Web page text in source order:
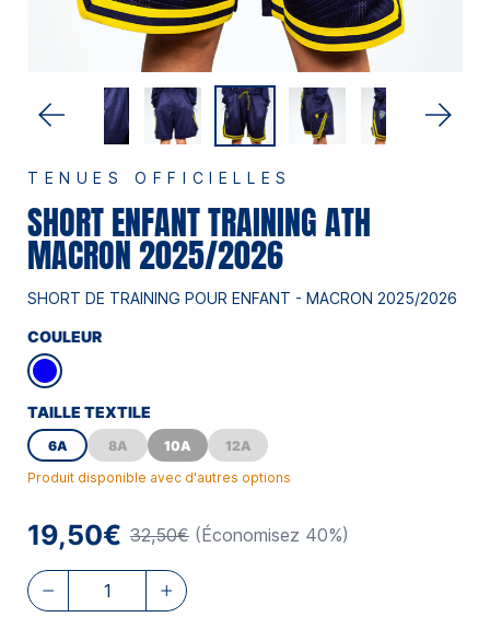
TENUES OFFICIELLES
SHORT ENFANT TRAINING ATH
MACRON 2025/2026
SHORT DE TRAINING POUR ENFANT - MACRON 2025/2026
COULEUR
TAILLE TEXTILE
6A 8A 10A
12A
Produit disponible avec d'autres options
19,50€ 32,50€ (Économisez 40%)